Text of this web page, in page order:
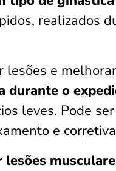
realizados
lesões e
durante o
leves. Pode
e